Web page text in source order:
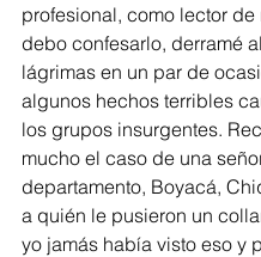
profesional, como lector de
debo confesarlo, derramé
lágrimas en un par de
algunos hechos terribles
los grupos insurgentes.
mucho el caso de una
departamento, Boyacá,
a quién le pusieron un
yo jamás había visto eso y